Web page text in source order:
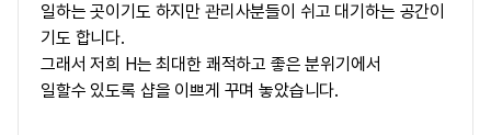
일하는 곳이기도 하지만 관리사분들이 쉬고 대기하는 공간이
기도 합니다.
그래서 저희 H는 최대한 쾌적하고 좋은 분위기에서
일할수 있도록 샵을 이쁘게 꾸며 놓았습니다.